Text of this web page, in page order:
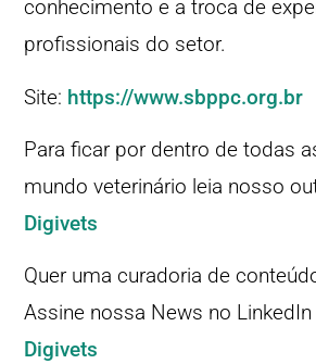
conhecimento e a troca de
profissionais do setor.
Site: https://www.sbppc.org.br
Para ficar por dentro de todas
mundo veterinário leia nosso
Digivets
Quer uma curadoria de
Assine nossa News no LinkedIn
Digivets